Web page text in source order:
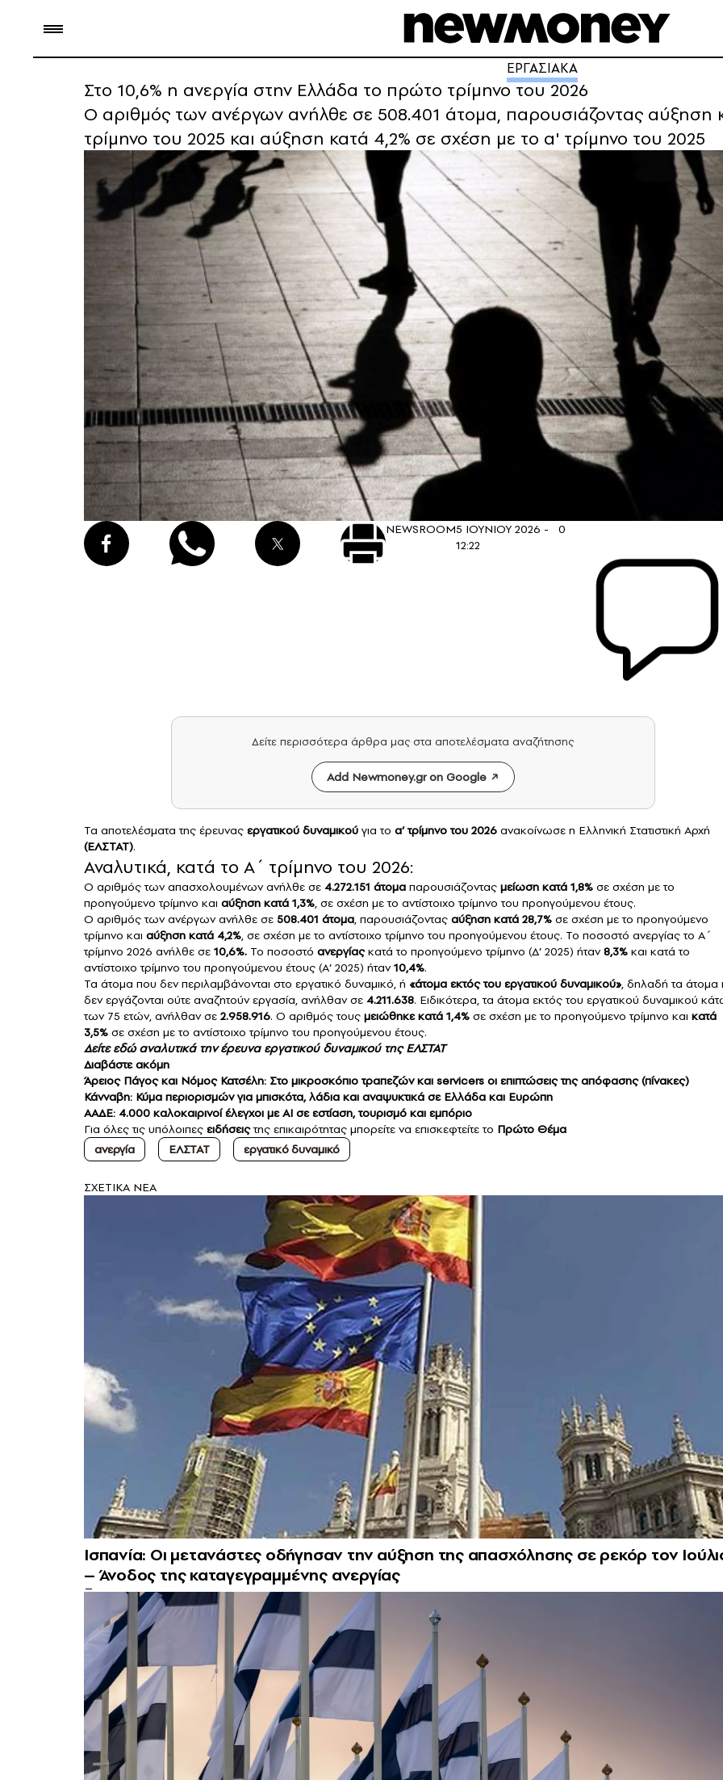
ΕΡΓΑΣΙΑΚΑ
Στο 10,6% η ανεργία στην Ελλάδα το πρώτο τρίμηνο του 2026
Ο αριθμός των ανέργων ανήλθε σε 508.401 άτομα, παρουσιάζοντας αύξηση
τρίμηνο του 2025 και αύξηση κατά 4,2% σε σχέση με το α' τρίμηνο του 2025
NEWSROOM5 ΙΟΥΝΙΟΥ 2026 -
12:22
0
Δείτε περισσότερα άρθρα μας στα αποτελέσματα αναζήτησης
Add Newmoney.gr on Google
Τα αποτελέσματα της έρευνας εργατικού δυναμικού για το α’ τρίμηνο του 2026 ανακοίνωσε η Ελληνική Στατιστική Αρχή
(ΕΛΣΤΑΤ).
Αναλυτικά, κατά το Α΄ τρίμηνο του 2026:
Ο αριθμός των απασχολουμένων ανήλθε σε 4.272.151 άτομα παρουσιάζοντας μείωση κατά 1,8% σε σχέση με το
προηγούμενο τρίμηνο και αύξηση κατά 1,3%, σε σχέση με το αντίστοιχο τρίμηνο του προηγούμενου έτους.
Ο αριθμός των ανέργων ανήλθε σε 508.401 άτομα, παρουσιάζοντας αύξηση κατά 28,7% σε σχέση με το προηγούμενο
τρίμηνο και αύξηση κατά 4,2%, σε σχέση με το αντίστοιχο τρίμηνο του προηγούμενου έτους. Το ποσοστό ανεργίας το Α΄
τρίμηνο 2026 ανήλθε σε 10,6%. Το ποσοστό ανεργίαςκατά το προηγούμενο τρίμηνο (Δ’ 2025) ήταν8,3% και κατά το
αντίστοιχο τρίμηνο του προηγούμενου έτους (Α’ 2025) ήταν10,4%.
Τα άτομα που δεν περιλαμβάνονται στο εργατικό δυναμικό, ή «άτομα εκτός του εργατικού δυναμικού», δηλαδή τα άτομα
δεν εργάζονται ούτε αναζητούν εργασία, ανήλθαν σε 4.211.638. Ειδικότερα, τα άτομα εκτός του εργατικού δυναμικού
των 75 ετών, ανήλθαν σε 2.958.916. Ο αριθμός τους μειώθηκε κατά 1,4% σε σχέση με το προηγούμενο τρίμηνο και κατά
3,5% σε σχέση με το αντίστοιχο τρίμηνο του προηγούμενου έτους.
Δείτεεδώαναλυτικά την έρευνα εργατικού δυναμικού της ΕΛΣΤΑΤ
Διαβάστε ακόμη
Άρειος Πάγος και Νόμος Κατσέλη: Στο μικροσκόπιο τραπεζών και servicers οι επιπτώσεις της απόφασης (πίνακες)
Κάνναβη: Κύμα περιορισμών για μπισκότα, λάδια και αναψυκτικά σε Ελλάδα και Ευρώπη
ΑΑΔΕ: 4.000 καλοκαιρινοί έλεγχοι με ΑΙ σε εστίαση, τουρισμό και εμπόριο
Για όλες τις υπόλοιπες ειδήσειςτης επικαιρότητας μπορείτε να επισκεφτείτε το Πρώτο Θέμα
ανεργία
ΕΛΣΤΑΤ εργατικό δυναμικό
ΣXETIKA NEA
Ισπανία: Οι μετανάστες οδήγησαν την αύξηση της απασχόλησης σε ρεκόρ τον
– Άνοδος της καταγεγραμμένης ανεργίας